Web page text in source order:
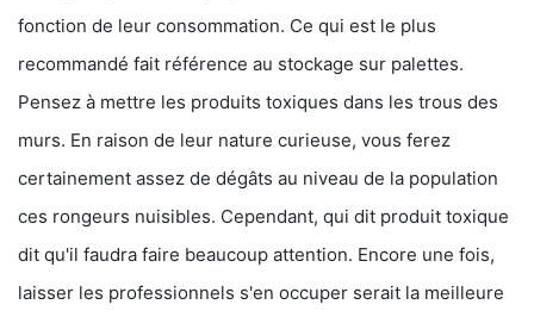
fonction de leur consommation. Ce qui est le plus
recommandé fait référence au stockage sur palettes.
Pensez à mettre les produits toxiques dans les trous des
murs. En raison de leur nature curieuse, vous ferez
certainement assez de dégâts au niveau de la population
ces rongeurs nuisibles. Cependant, qui dit produit toxique
dit qu'il faudra faire beaucoup attention. Encore une fois,
laisser les professionnels s'en occuper serait la meilleure